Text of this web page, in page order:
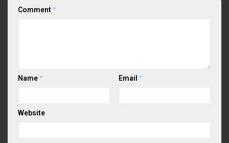
Comment*
Name* Email *
Website